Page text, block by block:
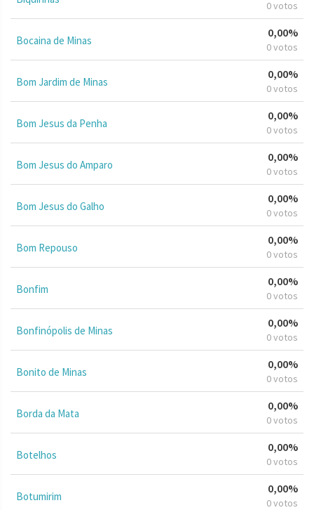
0 votos
Bocaina de Minas
0,00%
0 votos
Bom Jardim de Minas
0,00%
0 votos
Bom Jesus da Penha
0,00%
0 votos
Bom Jesus do Amparo
0,00%
0 votos
Bom Jesus do Galho
0,00%
0 votos
Bom Repouso
0,00%
0 votos
Bonfim
0,00%
0 votos
Bonfinópolis de Minas
0,00%
0 votos
Bonito de Minas
0,00%
0 votos
Borda da Mata
0,00%
0 votos
Botelhos
0,00%
0 votos
Botumirim
0,00%
0 votos